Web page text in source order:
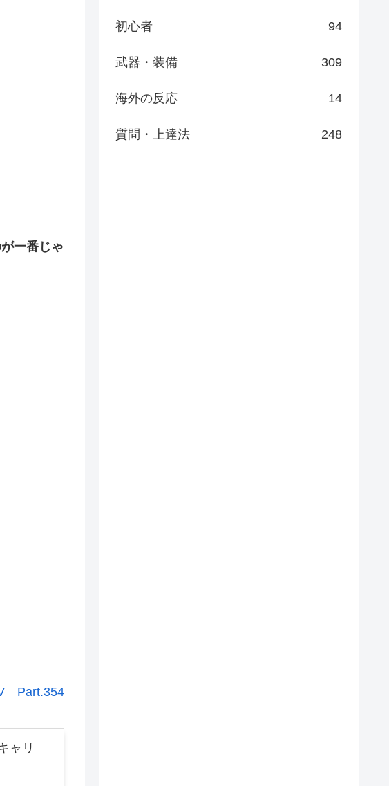
一番じゃ
Part.354
ャリ
初心者 94
武器・装備 309
海外の反応 14
質問・上達法 248